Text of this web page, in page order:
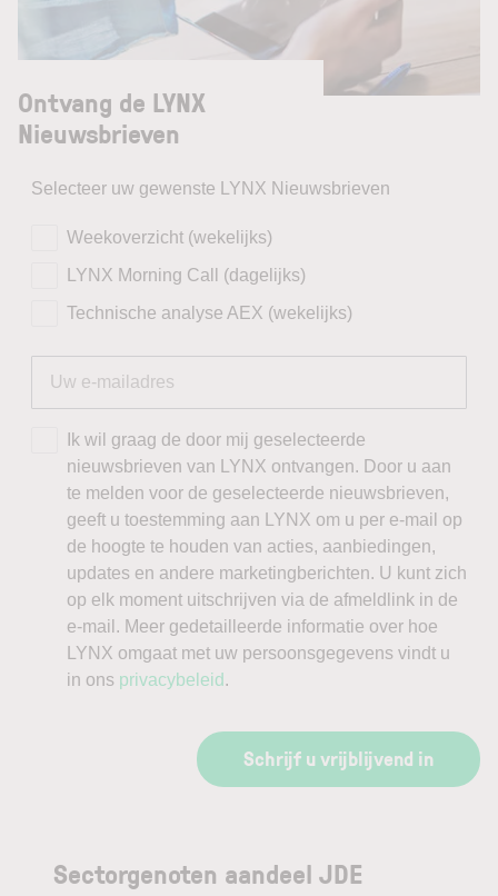
Ontvang de LYNX
Nieuwsbrieven
Selecteer uw gewenste LYNX Nieuwsbrieven
Weekoverzicht (wekelijks)
LYNX Morning Call (dagelijks)
Technische analyse AEX (wekelijks)
Ik wil graag de door mij geselecteerde
nieuwsbrieven van LYNX ontvangen. Door u aan
te melden voor de geselecteerde nieuwsbrieven,
geeft u toestemming aan LYNX om u per e-mail op
de hoogte te houden van acties, aanbiedingen,
updates en andere marketingberichten. U kunt zich
op elk moment uitschrijven via de afmeldlink in de
e-mail. Meer gedetailleerde informatie over hoe
LYNX omgaat met uw persoonsgegevens vindt u
in ons privacybeleid .
Schrijf u vrijblijvend in
Sectorgenoten aandeel JDE